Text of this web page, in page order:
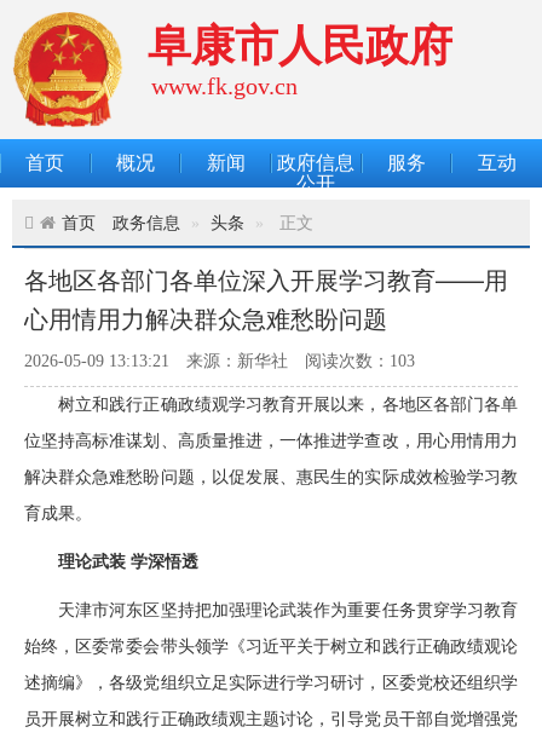
阜康市人民政府
www.fk.gov.cn
首页 概况 新闻
政府信息
公开
服务 互动
首页 政务信息 头条 正文
各地区各部门各单位深入开展学习教育——用
心用情用力解决群众急难愁盼问题
2026-05-09 13:13:21 来源：新华社 阅读次数： 103
树立和践行正确政绩观学习教育开展以来，各地区各部门各单
位坚持高标准谋划、高质量推进，一体推进学查改，用心用情用力
解决群众急难愁盼问题，以促发展、惠民生的实际成效检验学习教
育成果。
理论武装 学深悟透
天津市河东区坚持把加强理论武装作为重要任务贯穿学习教育
始终，区委常委会带头领学《习近平关于树立和践行正确政绩观论
述摘编》，各级党组织立足实际进行学习研讨，区委党校还组织学
员开展树立和践行正确政绩观主题讨论，引导党员干部自觉增强党